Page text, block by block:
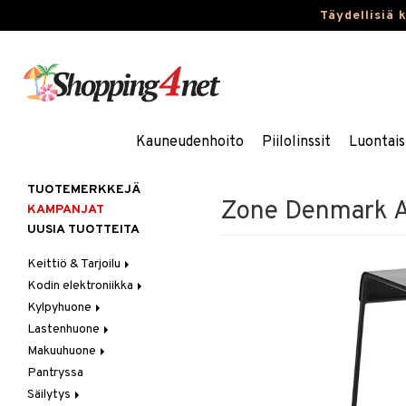
Täydellisiä
Kauneudenhoito Piilolinssit
Zone Denmark
TUOTEMERKKEJÄ
KAMPANJAT
UUSIA TUOTTEITA
Keittiö & Tarjoilu
Aterimet
Kannut & Karahvit
Keittiösäilytys
Keittiötekstiilit
Keittiövälineet
Kodinkoneet
Kodin elektroniikka
Ääni
Kylpyhuone
Kylpyhuoneen sisustus
Kylpyhuoneen tarvikkeita
Kylpyhuoneen tekstiilit
Lastenhuone
Kylpyhuoneen koristelu
Lasten huonekalut
Lasten lamput
Makuuhuone
Huovat & Saalit
Koristetyynyt
Pantryssa
Säilytys